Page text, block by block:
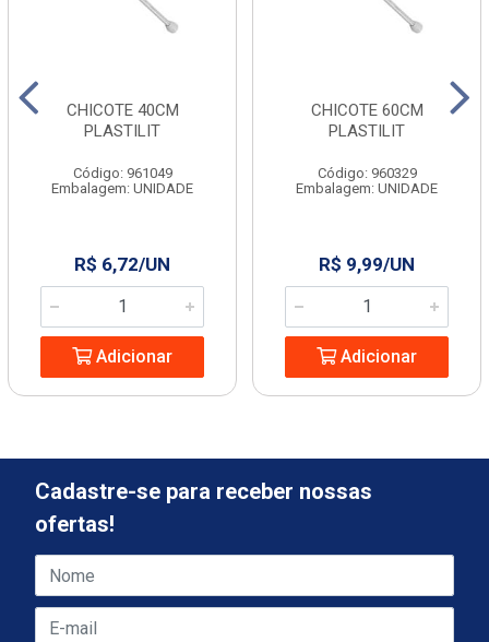
CHICOTE 40CM
PLASTILIT
Código: 961049
Embalagem: UNIDADE
R$ 6,72/UN
Adicionar
CHICOTE 60CM
PLASTILIT
Código: 960329
Embalagem: UNIDADE
R$ 9,99/UN
Adicionar
Cadastre-se para receber nossas
ofertas!